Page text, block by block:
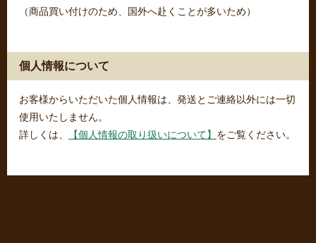
（商品買い付けのため、国外へ赴くことが多いため）
個人情報について
お客様からいただいた個人情報は、発送とご連絡以外には一切
使用いたしません。
詳しくは、
【個人情報の取り扱いについて】 をご覧ください。